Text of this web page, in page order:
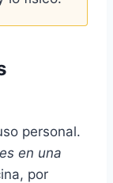
personal.
en una
por